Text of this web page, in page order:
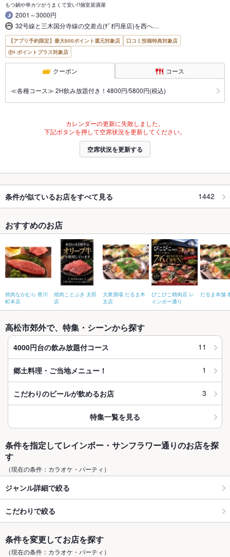
もつ鍋や串カツがうまくて安い!!個室居酒屋
2001～3000円
32号線と三木国分寺線の交差点(ｹﾞｵ円座店)を西へ…
【アプリ予約限定】最大800ポイント還元対象店
口コミ投稿特典対象店
ポイントプラス対象店
クーポン コース
≪各種コース≫ 2H飲み放題付き！4800円/5800円(税込)
カレンダーの更新に失敗しました。
下記ボタンを押して空席状況を更新してください。
空席状況を更新する
条件が似ているお店をすべて見る 1442
おすすめのお店
焼肉なかむら 香川
町本店
焼肉ことぶき 太田
店
大衆酒場 だるま木
太店
ぴこぴこ精肉店 レ
インボー通り
だるま本舗
高松市郊外で、特集・シーンから探す
4000円台の飲み放題付コース 11
郷土料理・ご当地メニュー！ 1
こだわりのビールが飲めるお店 3
特集一覧を見る
条件を指定してレインボー・サンフラワー通りのお店を探
す
（現在の条件：カラオケ・パーティ）
ジャンル詳細で絞る
こだわりで絞る
条件を変更してお店を探す
（現在の条件：カラオケ・パーティ）